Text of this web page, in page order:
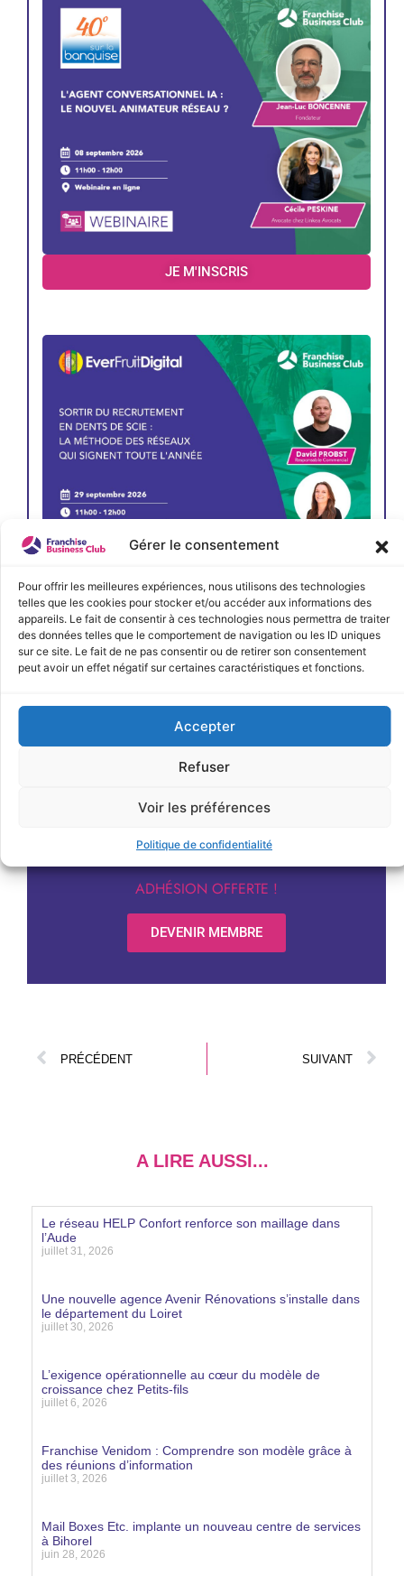
Gérer le consentement
Pour offrir les meilleures expériences, nous utilisons des technologies
telles que les cookies pour stocker et/ou accéder aux informations des
appareils. Le fait de consentir à ces technologies nous permettra de traiter
des données telles que le comportement de navigation ou les ID uniques
sur ce site. Le fait de ne pas consentir ou de retirer son consentement
peut avoir un effet négatif sur certaines caractéristiques et fonctions.
Accepter
Refuser
Voir les préférences
Politique de confidentialité
JE M'INSCRIS
JE M'INSCRIS
< Précédent Évènements suivants >
Devenez membre du
Franchise Business Club
évènements exclusifs !
ADHÉSION OFFERTE !
DEVENIR MEMBRE
PRÉCÉDENT SUIVANT
A LIRE AUSSI...
Le réseau HELP Confort renforce son maillage dans
l’Aude
juillet 31, 2026
Une nouvelle agence Avenir Rénovations s’installe dans
le département du Loiret
juillet 30, 2026
L’exigence opérationnelle au cœur du modèle de
croissance chez Petits-fils
juillet 6, 2026
Franchise Venidom : Comprendre son modèle grâce à
des réunions d’information
juillet 3, 2026
Mail Boxes Etc. implante un nouveau centre de services
à Bihorel
juin 28, 2026